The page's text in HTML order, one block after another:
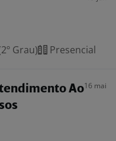
Grau) Presencial
Ao16 mai